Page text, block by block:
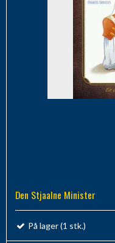
Den Stjaalne Minister
På lager (1 stk.)